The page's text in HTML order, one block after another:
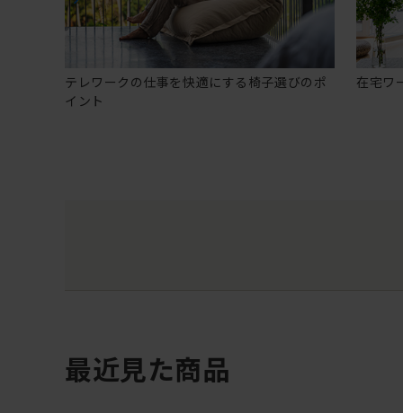
テレワークの仕事を快適にする椅子選びのポ
イント
在宅ワ
最近見た商品